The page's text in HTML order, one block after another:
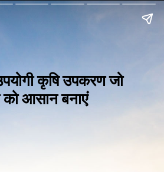
कृषि उपकरण जो
आसान बनाएं